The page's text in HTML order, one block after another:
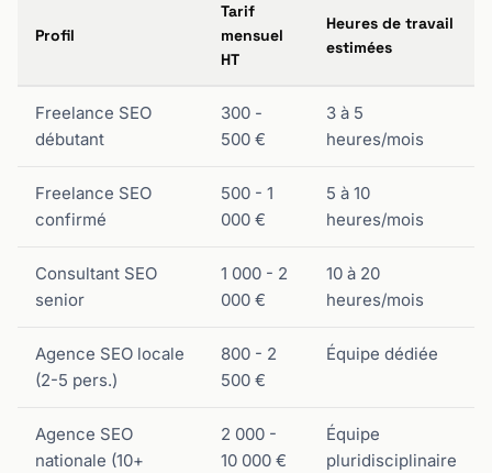
Profil
Tarif
mensuel
HT
Heures de travail
estimées
Freelance SEO
débutant
300 -
500 €
3 à 5
heures/mois
Freelance SEO
confirmé
500 - 1
000 €
5 à 10
heures/mois
Consultant SEO
senior
1 000 - 2
000 €
10 à 20
heures/mois
Agence SEO locale
(2-5 pers.)
800 - 2
500 €
Équipe dédiée
Agence SEO
nationale (10+
2 000 -
10 000 €
Équipe
pluridisciplinaire